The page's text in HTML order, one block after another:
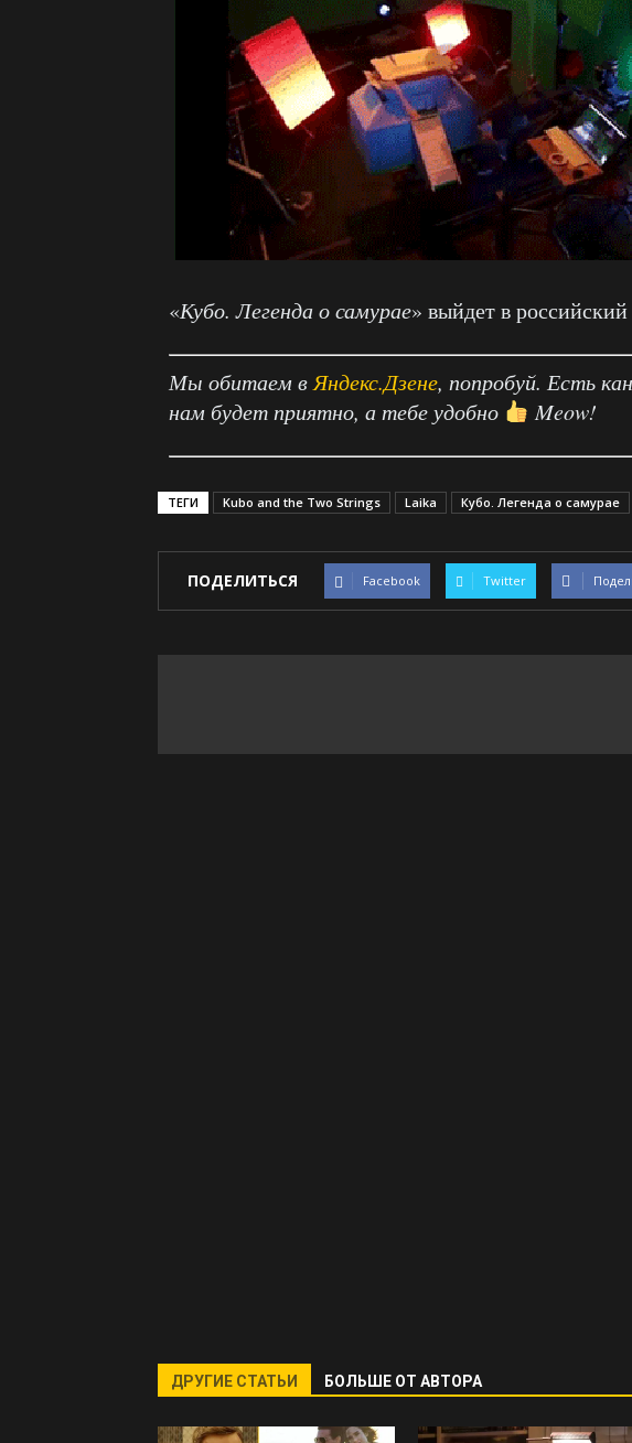
«Кубо. Легенда о самурае» выйдет в
Мы обитаем в Яндекс.Дзене, попробуй. Есть
нам будет приятно, а тебе удобно
Meow!
ТЕГИ Kubo and the Two Strings Laika Кубо. Легенда о самурае
ПОДЕЛИТЬСЯ Facebook Twitter
ДРУГИЕ СТАТЬИ БОЛЬШЕ ОТ АВТОРА